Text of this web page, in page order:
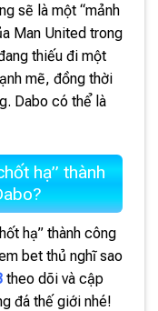
sẽ là một “mảnh
Man United trong
thiếu đi một
mẽ, đồng thời
Dabo có thể là
hạ” thành
hạ” thành công
bet thủ nghĩ sao
theo dõi và cập
đá thế giới nhé!